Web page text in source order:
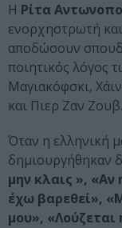
Η Ρίτα
ενορχηστρωτή
αποδώσουν
ποιητικός λόγος
Μαγιακόφσκι,
και Πιερ Ζαν Ζουβ.
Όταν η ελληνική
δημιουργήθηκαν
μην κλαις », «Αν
έχω βαρεθεί»,
μου»,